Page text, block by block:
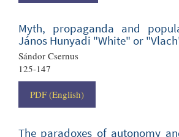
Myth, propaganda and
János Hunyadi "White" or
Sándor Csernus
125-147
PDF (English)
The paradoxes of autonomy